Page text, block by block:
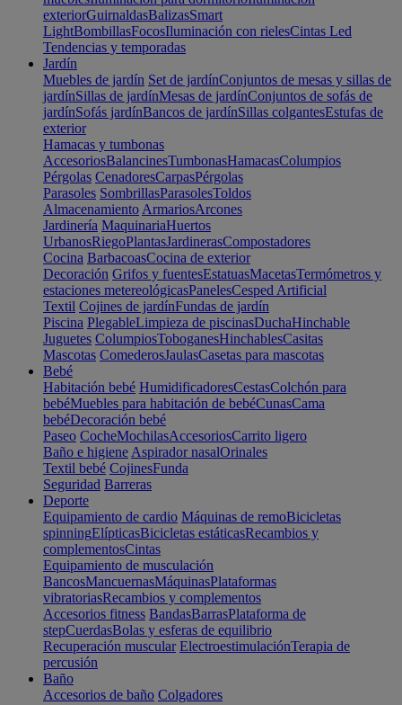
exteriorGuirnaldasBalizasSmart
LightBombillasFocosIluminación con rielesCintas Led
Tendencias y temporadas
Jardín
Muebles de jardín Set de jardínConjuntos de mesas y sillas de
jardínSillas de jardínMesas de jardínConjuntos de sofás de
jardínSofás jardínBancos de jardínSillas colgantesEstufas de
exterior
Hamacas y tumbonas
AccesoriosBalancinesTumbonasHamacasColumpios
Pérgolas CenadoresCarpasPérgolas
Parasoles SombrillasParasolesToldos
Almacenamiento ArmariosArcones
Jardinería MaquinariaHuertos
UrbanosRiegoPlantasJardinerasCompostadores
Cocina BarbacoasCocina de exterior
Decoración Grifos y fuentesEstatuasMacetasTermómetros y
estaciones metereológicasPanelesCesped Artificial
Textil Cojines de jardínFundas de jardín
Piscina PlegableLimpieza de piscinasDuchaHinchable
Juguetes ColumpiosToboganesHinchablesCasitas
Mascotas ComederosJaulasCasetas para mascotas
Bebé
Habitación bebé HumidificadoresCestasColchón para
bebéMuebles para habitación de bebéCunasCama
bebéDecoración bebé
Paseo CocheMochilasAccesoriosCarrito ligero
Baño e higiene Aspirador nasalOrinales
Textil bebé CojinesFunda
Seguridad Barreras
Deporte
Equipamiento de cardio Máquinas de remoBicicletas
spinningElípticasBicicletas estáticasRecambios y
complementosCintas
Equipamiento de musculación
BancosMancuernasMáquinasPlataformas
vibratoriasRecambios y complementos
Accesorios fitness BandasBarrasPlataforma de
stepCuerdasBolas y esferas de equilibrio
Recuperación muscular ElectroestimulaciónTerapia de
percusión
Baño
Accesorios de baño Colgadores